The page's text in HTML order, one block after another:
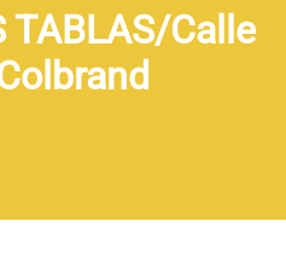
TABLAS/Calle